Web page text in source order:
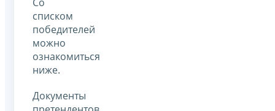
списком
победителей
можно
ознакомиться
ниже.
Документы